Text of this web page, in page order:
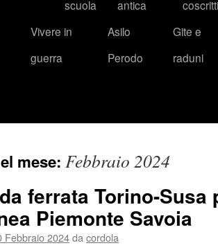
scuola
antica
coscritti
Vivere in
guerra
Asilo
Perodo
Gite e
raduni
mese: Febbraio 2024
ferrata Torino-
Piemonte Savoia
Febbraio 2024da cordola